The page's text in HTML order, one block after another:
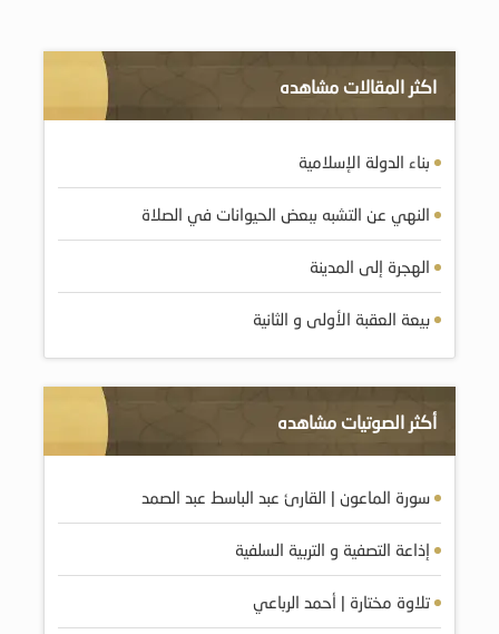
اكثر المقالات مشاهده
بناء الدولة الإسلامية
النهي عن التشبه ببعض الحيوانات في الصلاة
الهجرة إلى المدينة
بيعة العقبة الأولى و الثانية
أكثر الصوتيات مشاهده
سورة الماعون | القارئ عبد الباسط عبد الصمد
إذاعة التصفية و التربية السلفية
تلاوة مختارة | أحمد الرباعي